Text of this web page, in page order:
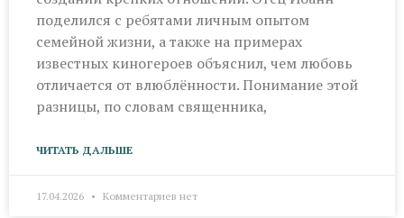
поделился с ребятами личным опытом
семейной жизни, а также на примерах
известных киногероев объяснил, чем любовь
отличается от влюблённости. Понимание этой
разницы, по словам священника,
ЧИТАТЬ ДАЛЬШЕ
17.04.2026 Комментариев нет